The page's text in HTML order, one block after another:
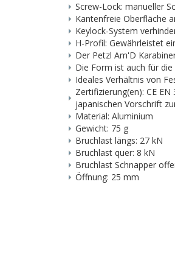
Screw-Lock: manueller
Kantenfreie Oberfläche
Keylock-System
H-Profil: Gewährleistet
Der Petzl Am'D
Die Form ist auch für
Ideales Verhältnis von
Zertifizierung(en): CE
japanischen Vorschrift
Material: Aluminium
Gewicht: 75 g
Bruchlast längs: 27 kN
Bruchlast quer: 8 kN
Bruchlast Schnapper
Öffnung: 25 mm